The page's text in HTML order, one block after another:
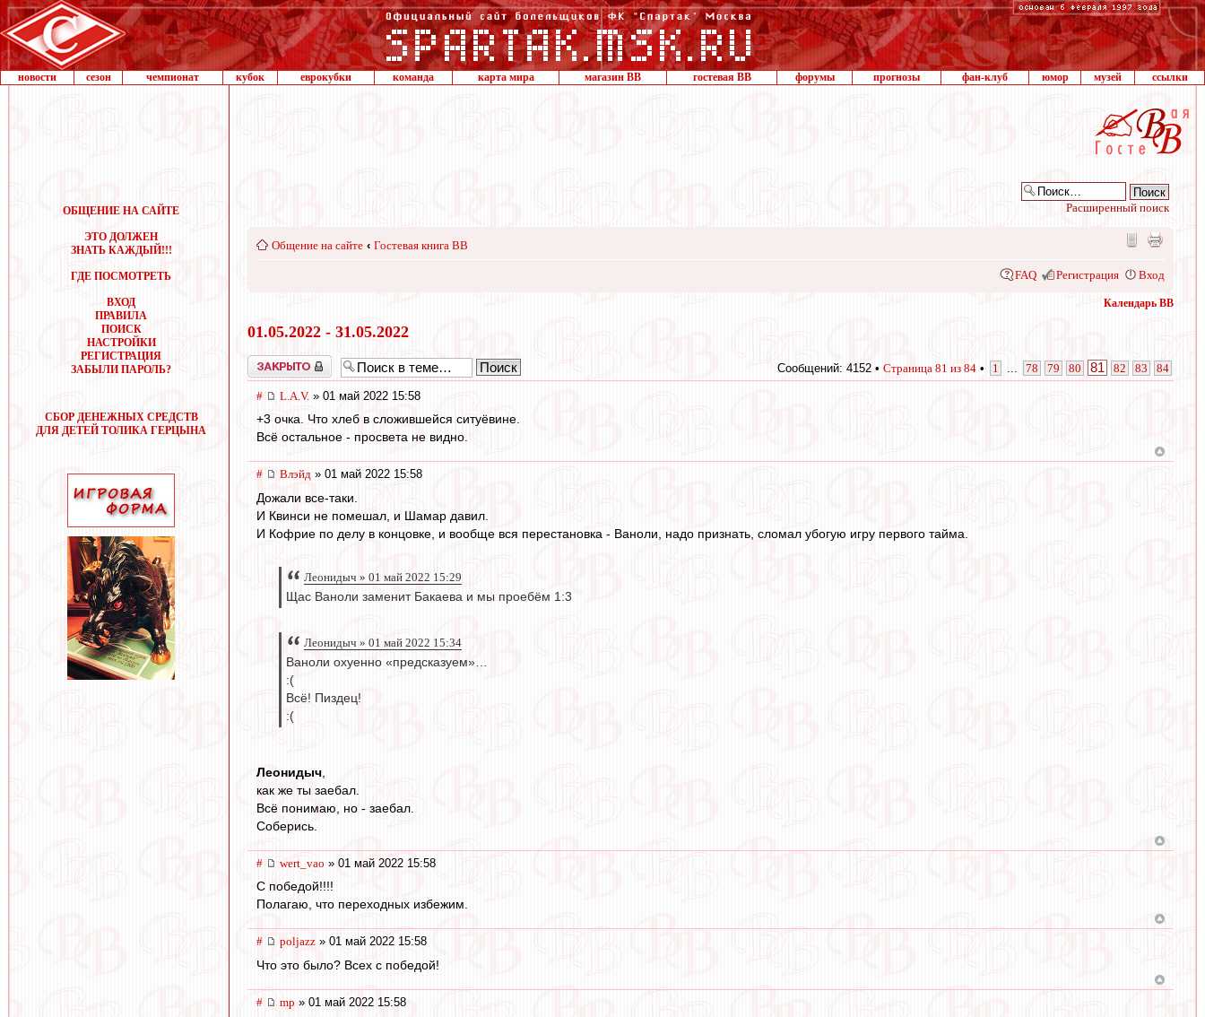
новости сезон чемпионат кубок еврокубки команда карта мира магазин ВВ гостевая ВВ форумы прогнозы фан-клуб юмор музей ссылки
ОБЩЕНИЕ НА САЙТЕ
ЭТО ДОЛЖЕН
ЗНАТЬ КАЖДЫЙ!!!
ГДЕ ПОСМОТРЕТЬ
ВХОД
ПРАВИЛА
ПОИСК
НАСТРОЙКИ
РЕГИСТРАЦИЯ
ЗАБЫЛИ ПАРОЛЬ?
СБОР ДЕНЕЖНЫХ СРЕДСТВ
ДЛЯ ДЕТЕЙ ТОЛИКА ГЕРЦЫНА
Расширенный поиск
Общение на сайте ‹ Гостевая книга ВВ
FAQ Регистрация Вход
Календарь ВВ
01.05.2022 - 31.05.2022
Закрыто Сообщений: 4152 • Страница 81 из 84 • 1 78 79 80 81 82 83 84
# L.А.V. » 01 май 2022 15:58
+3 очка. Что хлеб в сложившейся ситуёвине.
Всё остальное - просвета не видно.
# Влэйд » 01 май 2022 15:58
Дожали все-таки.
И Квинси не помешал, и Шамар давил.
И Кофрие по делу в концовке, и вообще вся перестановка - Ваноли, надо признать, сломал убогую игру первого тайма.
Леонидыч » 01 май 2022 15:29
Щас Ваноли заменит Бакаева и мы проебём 1:3
Леонидыч » 01 май 2022 15:34
Ваноли охуенно «предсказуем»…
:(
Всё! Пиздец!
:(
Леонидыч
как же ты заебал.
Всё понимаю, но - заебал.
Соберись.
# wert_vao » 01 май 2022 15:58
С победой!!!!
Полагаю, что переходных избежим.
# poljazz » 01 май 2022 15:58
Что это было? Всех с победой!
# mp » 01 май 2022 15:58